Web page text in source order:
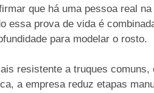
que há uma pessoa real
essa prova de vida é
para modelar o rosto.
resistente a truques
a empresa reduz etapas